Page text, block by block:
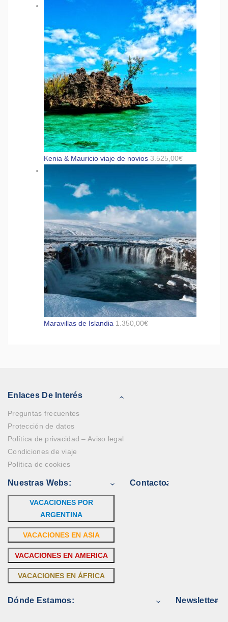
Kenia & Mauricio viaje de novios 3.525,00€
Maravillas de Islandia 1.350,00€
Enlaces De Interés
Preguntas frecuentes
Protección de datos
Política de privacidad – Aviso legal
Condiciones de viaje
Política de cookies
Nuestras Webs:
VACACIONES POR
ARGENTINA
VACACIONES EN ASIA
VACACIONES EN AMERICA
VACACIONES EN ÁFRICA
Contacto:
Dónde Estamos: Newsletter